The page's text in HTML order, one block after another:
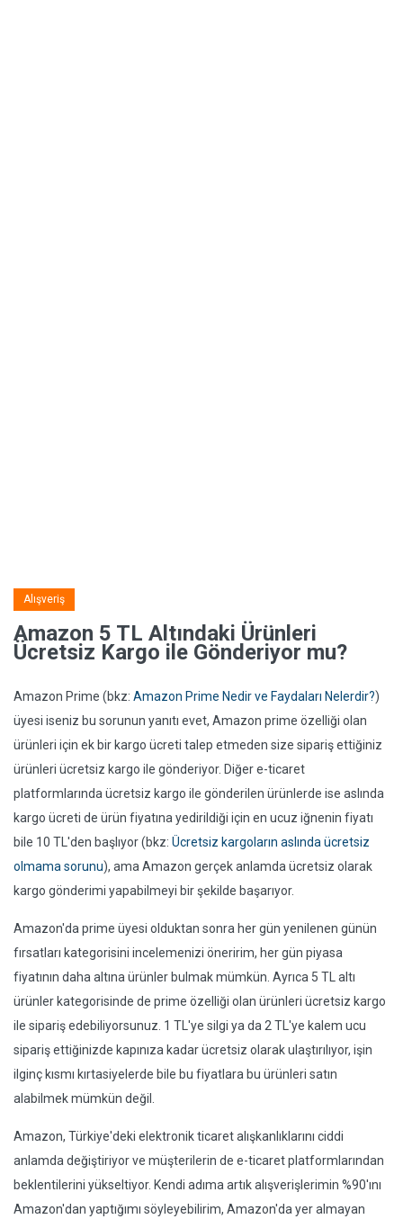
Alışveriş
Amazon 5 TL Altındaki Ürünleri
Ücretsiz Kargo ile Gönderiyor mu?
Amazon Prime (bkz: Amazon Prime Nedir ve Faydaları Nelerdir?)
üyesi iseniz bu sorunun yanıtı evet, Amazon prime özelliği olan
ürünleri için ek bir kargo ücreti talep etmeden size sipariş ettiğiniz
ürünleri ücretsiz kargo ile gönderiyor. Diğer e-ticaret
platformlarında ücretsiz kargo ile gönderilen ürünlerde ise aslında
kargo ücreti de ürün fiyatına yedirildiği için en ucuz iğnenin fiyatı
bile 10 TL'den başlıyor (bkz: Ücretsiz kargoların aslında ücretsiz
olmama sorunu), ama Amazon gerçek anlamda ücretsiz olarak
kargo gönderimi yapabilmeyi bir şekilde başarıyor.
Amazon'da prime üyesi olduktan sonra her gün yenilenen günün
fırsatları kategorisini incelemenizi öneririm, her gün piyasa
fiyatının daha altına ürünler bulmak mümkün. Ayrıca 5 TL altı
ürünler kategorisinde de prime özelliği olan ürünleri ücretsiz kargo
ile sipariş edebiliyorsunuz. 1 TL'ye silgi ya da 2 TL'ye kalem ucu
sipariş ettiğinizde kapınıza kadar ücretsiz olarak ulaştırılıyor, işin
ilginç kısmı kırtasiyelerde bile bu fiyatlara bu ürünleri satın
alabilmek mümkün değil.
Amazon, Türkiye'deki elektronik ticaret alışkanlıklarını ciddi
anlamda değiştiriyor ve müşterilerin de e-ticaret platformlarından
beklentilerini yükseltiyor. Kendi adıma artık alışverişlerimin %90'ını
Amazon'dan yaptığımı söyleyebilirim, Amazon'da yer almayan